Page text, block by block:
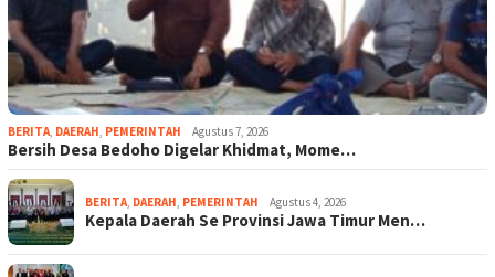
BERITA, DAERAH, PEMERINTAH Agustus 7, 2026
Bersih Desa Bedoho Digelar Khidmat, Mome…
BERITA, DAERAH, PEMERINTAH Agustus 4, 2026
Kepala Daerah Se Provinsi Jawa Timur Men…